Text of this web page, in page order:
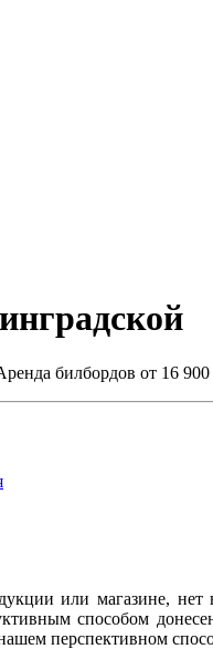
билбордов от 16 900
или магазине,
способом
перспективном